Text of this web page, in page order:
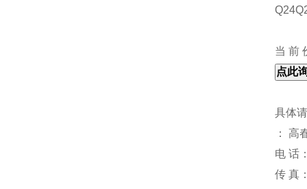
当 前
具体
： 高
电 话
传 真